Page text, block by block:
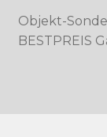
Objekt-
BESTPREIS